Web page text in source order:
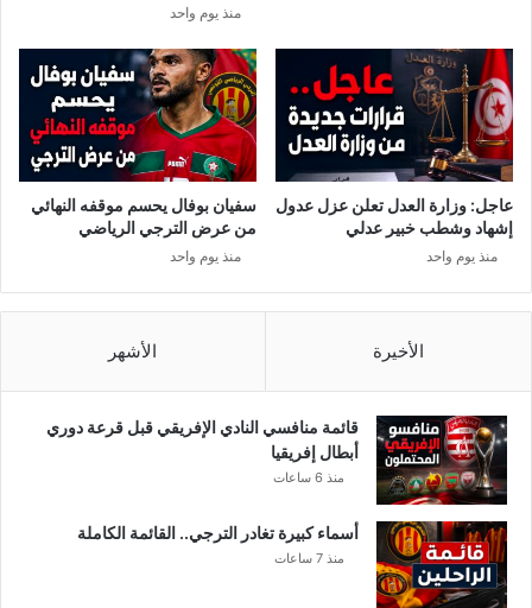
منذ يوم واحد
عاجل: وزارة العدل تعلن عزل عدول
إشهاد وشطب خبير عدلي
منذ يوم واحد
سفيان بوفال يحسم موقفه النهائي
من عرض الترجي الرياضي
منذ يوم واحد
الأخيرة الأشهر
قائمة منافسي النادي الإفريقي قبل قرعة دوري
أبطال إفريقيا
منذ 6 ساعات
أسماء كبيرة تغادر الترجي.. القائمة الكاملة
منذ 7 ساعات